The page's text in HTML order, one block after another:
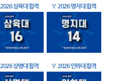
2026 삼육대 합격 🏅 2026 명지대 합격
2026 상명대 합격 🏅 2026 인하대 합격